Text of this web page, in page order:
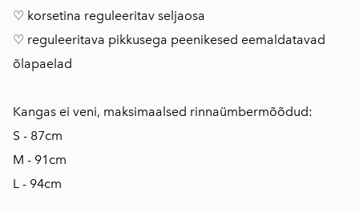
♡ korsetina reguleeritav seljaosa
♡ reguleeritava pikkusega peenikesed eemaldatavad
õlapaelad
Kangas ei veni, maksimaalsed rinnaümbermõõdud:
S - 87cm
M - 91cm
L - 94cm